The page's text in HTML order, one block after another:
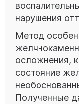
нарушения
Метод
осложнения,
состояние
Полученные